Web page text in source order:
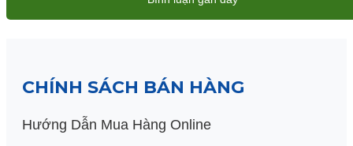
CHÍNH SÁCH BÁN HÀNG
Hướng Dẫn Mua Hàng Online